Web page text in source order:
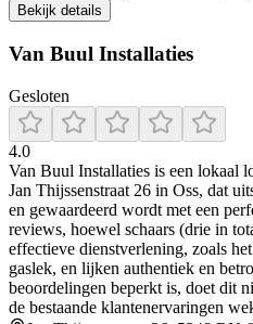
Bekijk details
Van Buul Installaties
Gesloten
4.0
Van Buul Installaties is een lokaal
Jan Thijssenstraat 26 in Oss, dat
en gewaardeerd wordt met een
reviews, hoewel schaars (drie in
effectieve dienstverlening, zoals
gaslek, en lijken authentiek en
beoordelingen beperkt is, doet dit
de bestaande klantenervaringen